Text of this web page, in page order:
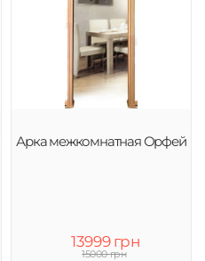
Арка межкомнатная Орфей
13999 грн
15000 грн